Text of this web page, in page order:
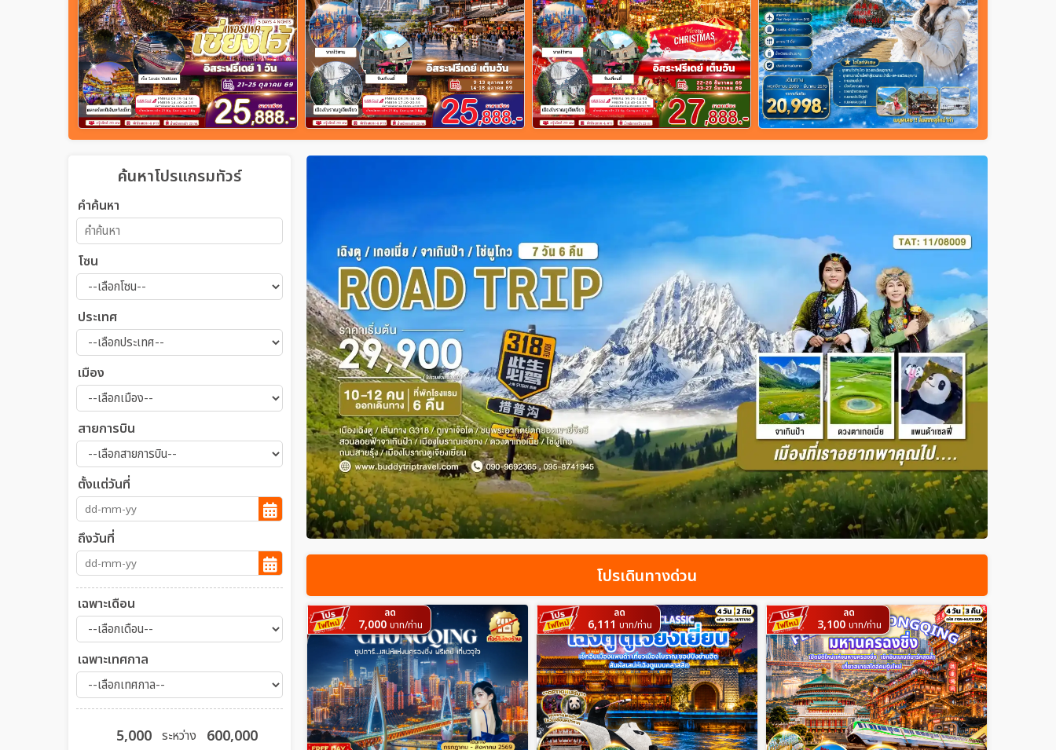
ค้นหาโปรแกรมทัวร์
คำค้นหา
โซน
ประเทศ
เมือง
สายการบิน
ตั้งแต่วันที่
ถึงวันที่
เฉพาะเดือน
เฉพาะเทศกาล
ระหว่าง
โปรเดินทางด่วน
ลด
7,000 บาท/ท่าน
ลด
6,111 บาท/ท่าน
ลด
3,100 บาท/ท่าน